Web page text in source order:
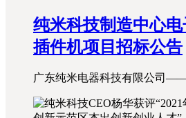
纯米科技制造中心
插件机项目招标公告
广东纯米电器科技有限公司